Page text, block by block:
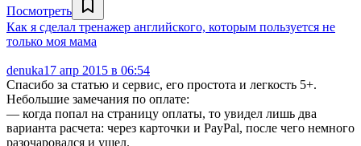
Посмотреть
Как я сделал тренажер английского, которым пользуется не
только моя мама
denuka17 апр 2015 в 06:54
Спасибо за статью и сервис, его простота и легкость 5+.
Небольшие замечания по оплате:
— когда попал на страницу оплаты, то увидел лишь два
варианта расчета: через карточки и PayPal, после чего немного
разочаровался и ушел.